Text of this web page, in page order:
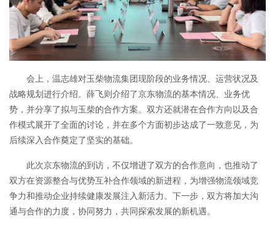
会上，温志雄对玉柴物流集团现阶段的业务情况、运营状况及
战略规划进行介绍。薛飞则介绍了京东物流的基本情况、业务优
势，并分享了拟与玉柴的合作方案。双方还就潜在合作方向以及合
作模式展开了全面的讨论，并在多个方面初步达成了一致意见，为
后续深入合作奠定了坚实的基础。
此次京东物流的到访，不仅增进了双方的合作意向，也推动了
双方在资源整合与优势互补合作领域的新进程，为增强物流领域竞
争力和推动企业持续健康发展注入新活力。下一步，双方将加大沟
通与合作的力度，协同努力，共同探索发展的新机遇。